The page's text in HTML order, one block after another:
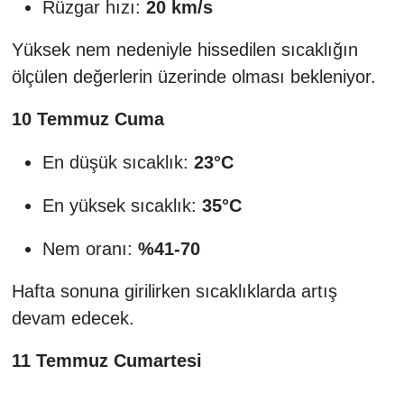
Rüzgar hızı: 20 km/s
Yüksek nem nedeniyle hissedilen sıcaklığın
ölçülen değerlerin üzerinde olması bekleniyor.
10 Temmuz Cuma
En düşük sıcaklık: 23°C
En yüksek sıcaklık: 35°C
Nem oranı: %41-70
Hafta sonuna girilirken sıcaklıklarda artış
devam edecek.
11 Temmuz Cumartesi